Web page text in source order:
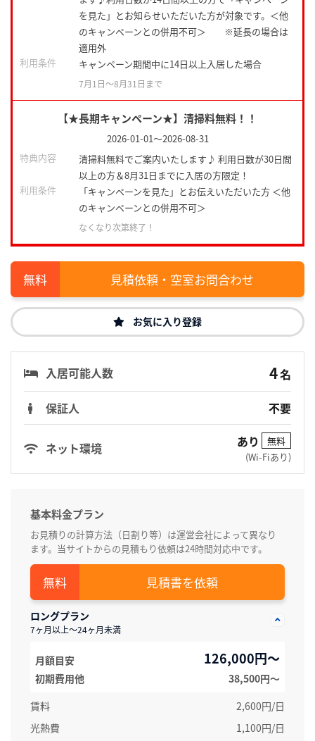
を見た」とお知らせいただいた方が対象です。＜他
のキャンペーンとの併用不可＞ ※延長の場合は
適用外
利用条件
キャンペーン期間中に14日以上入居した場合
7月1日〜8月31日まで
【★長期キャンペーン★】清掃料無料！！
2026-01-01～2026-08-31
特典内容
清掃料無料でご案内いたします♪ 利用日数が30日間
以上の方＆8月31日までに入居の方限定！
利用条件
「キャンペーンを見た」とお伝えいただいた方 ＜他
のキャンペーンとの併用不可＞
なくなり次第終了！
見積依頼・空室お問合わせ
お気に入り登録
入居可能人数 4名
保証人
不要
ネット環境 あり
無料
(Wi-Fiあり)
基本料金プラン
お見積りの計算方法（日割り等）は運営会社によって異なり
ます。当サイトからの見積もり依頼は24時間対応中です。
見積書を依頼
ロングプラン
7ヶ月以上～24ヶ月未満
月額目安 126,000円～
初期費用他
38,500円〜
賃料
2,600円/日
光熱費
1,100円/日